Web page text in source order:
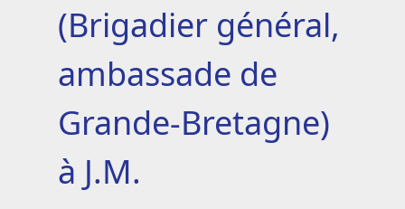
(Brigadier général,
ambassade de
Grande-Bretagne)
à J.M.